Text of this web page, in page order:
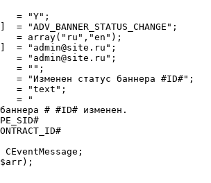
= "Y";
= "ADV_BANNER_STATUS_CHANGE";
= array("ru","en");
= "admin@site.ru";
= "admin@site.ru";
= "";
= "Изменен статус баннера #ID#";
= "text";
= "
# #ID# изменен.